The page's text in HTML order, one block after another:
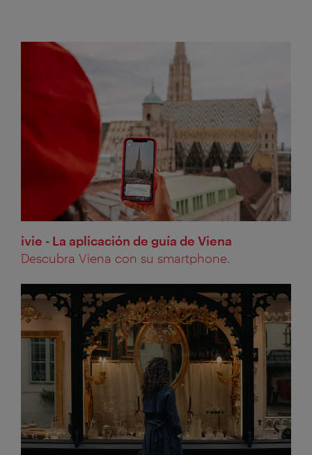
ivie - La aplicación de guía de Viena
Descubra Viena con su smartphone.